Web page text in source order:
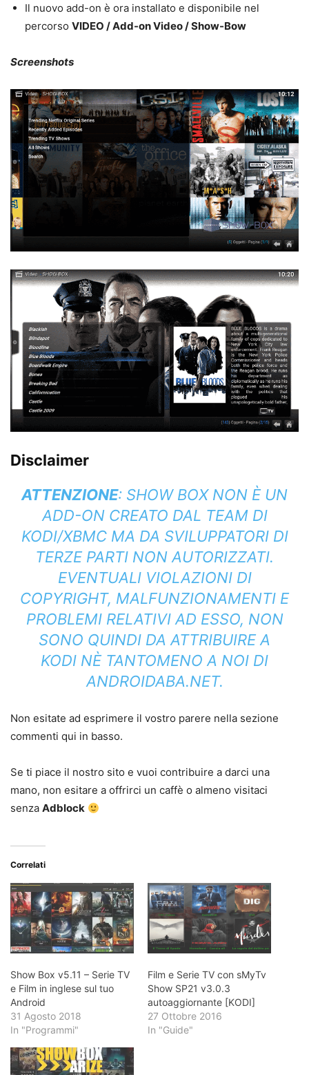
Il nuovo add-on è ora installato e disponibile nel
percorso VIDEO / Add-on Video / Show-Bow
Screenshots
Disclaimer
ATTENZIONE: SHOW BOX NON È UN
ADD-ON CREATO DAL TEAM DI
KODI/XBMC MA DA SVILUPPATORI DI
TERZE PARTI NON AUTORIZZATI.
EVENTUALI VIOLAZIONI DI
COPYRIGHT, MALFUNZIONAMENTI E
PROBLEMI RELATIVI AD ESSO, NON
SONO QUINDI DA ATTRIBUIRE A
KODI NÈ TANTOMENO A NOI DI
ANDROIDABA.NET.
Non esitate ad esprimere il vostro parere nella sezione
commenti qui in basso.
Se ti piace il nostro sito e vuoi contribuire a darci una
mano, non esitare a offrirci un caffè o almeno visitaci
senza Adblock
Correlati
Show Box v5.11 – Serie TV
e Film in inglese sul tuo
Android
31 Agosto 2018
In "Programmi"
Film e Serie TV con sMyTv
Show SP21 v3.0.3
autoaggiornante [KODI]
27 Ottobre 2016
In "Guide"